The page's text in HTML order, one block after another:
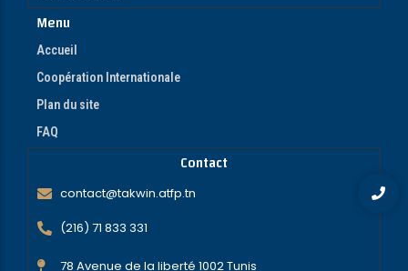
Menu
Accueil
Coopération Internationale
Plan du site
FAQ
Contact
contact@takwin.atfp.tn
(216) 71 833 331
78 Avenue de la liberté 1002 Tunis